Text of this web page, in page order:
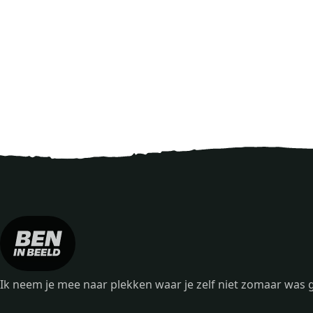
Ik neem je mee naar plekken waar je zelf niet zomaar was